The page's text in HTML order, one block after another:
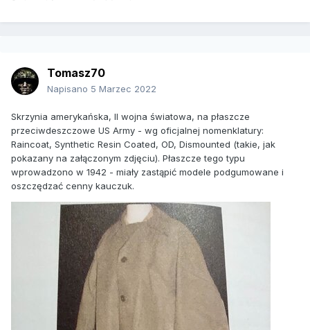
Tomasz70
Napisano 5 Marzec 2022
Skrzynia amerykańska, II wojna światowa, na płaszcze
przeciwdeszczowe US Army - wg oficjalnej nomenklatury:
Raincoat, Synthetic Resin Coated, OD, Dismounted (takie, jak
pokazany na załączonym zdjęciu). Płaszcze tego typu
wprowadzono w 1942 - miały zastąpić modele podgumowane i
oszczędzać cenny kauczuk.